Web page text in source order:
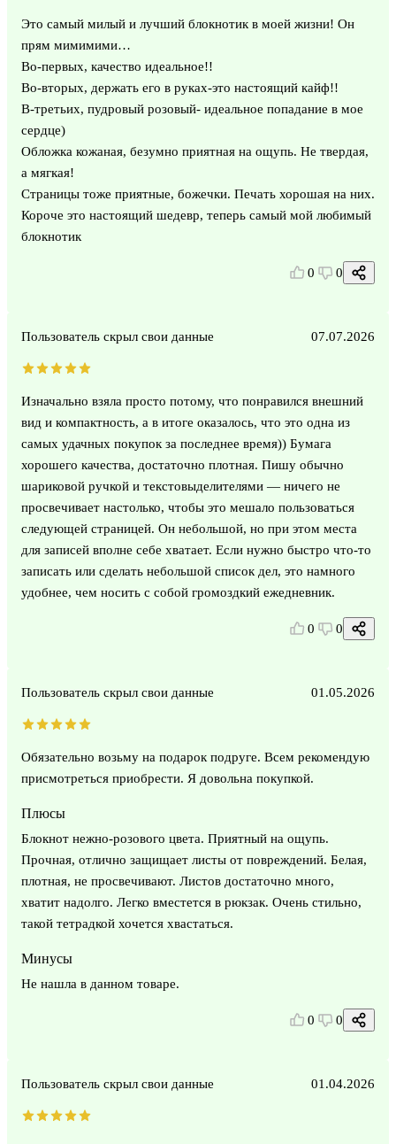
Это самый милый и лучший блокнотик в моей жизни! Он
прям мимимими…
Во-первых, качество идеальное!!
Во-вторых, держать его в руках-это настоящий кайф!!
В-третьих, пудровый розовый- идеальное попадание в мое
сердце)
Обложка кожаная, безумно приятная на ощупь. Не твердая,
а мягкая!
Страницы тоже приятные, божечки. Печать хорошая на них.
Короче это настоящий шедевр, теперь самый мой любимый
блокнотик
0 0
Пользователь скрыл свои данные 07.07.2026
Изначально взяла просто потому, что понравился внешний
вид и компактность, а в итоге оказалось, что это одна из
самых удачных покупок за последнее время)) Бумага
хорошего качества, достаточно плотная. Пишу обычно
шариковой ручкой и текстовыделителями — ничего не
просвечивает настолько, чтобы это мешало пользоваться
следующей страницей. Он небольшой, но при этом места
для записей вполне себе хватает. Если нужно быстро что-то
записать или сделать небольшой список дел, это намного
удобнее, чем носить с собой громоздкий ежедневник.
0 0
Пользователь скрыл свои данные 01.05.2026
Обязательно возьму на подарок подруге. Всем рекомендую
присмотреться приобрести. Я довольна покупкой.
Плюсы
Блокнот нежно-розового цвета. Приятный на ощупь.
Прочная, отлично защищает листы от повреждений. Белая,
плотная, не просвечивают. Листов достаточно много,
хватит надолго. Легко вместется в рюкзак. Очень стильно,
такой тетрадкой хочется хвастаться.
Минусы
Не нашла в данном товаре.
0 0
Пользователь скрыл свои данные 01.04.2026